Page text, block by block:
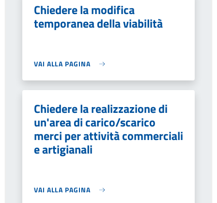
Chiedere la modifica
temporanea della viabilità
VAI ALLA PAGINA
Chiedere la realizzazione di
un'area di carico/scarico
merci per attività commerciali
e artigianali
VAI ALLA PAGINA